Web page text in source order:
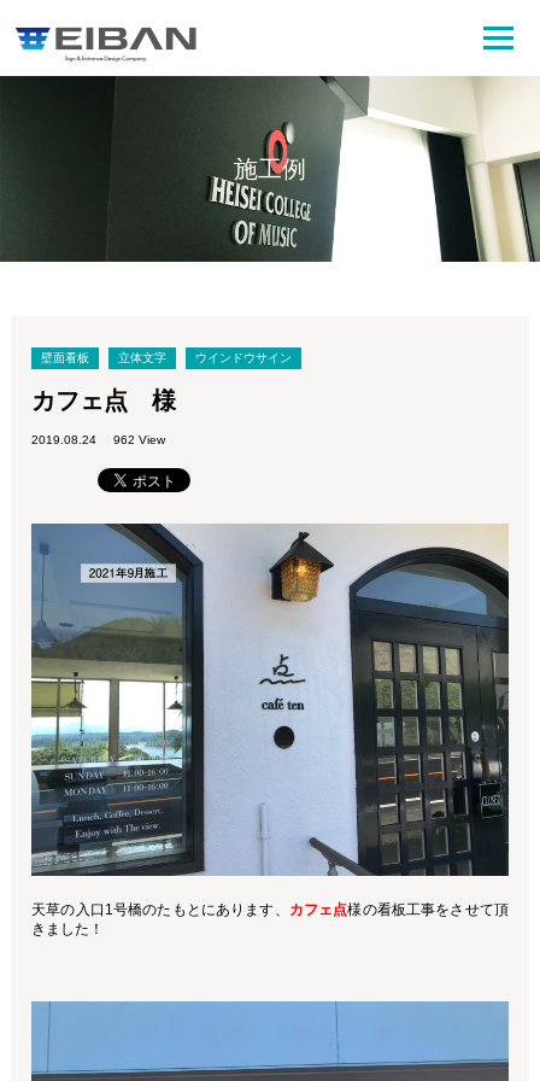
施工例
壁面看板 立体文字 ウインドウサイン
カフェ点 様
2019.08.24 962 View
天草の入口1号橋のたもとにあります、 カフェ点様の看板工事をさせて頂
きました！